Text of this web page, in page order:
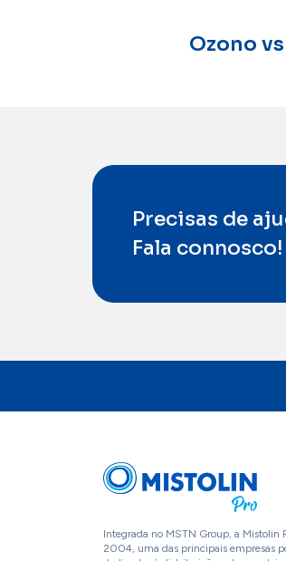
Ozono
Precisas de
Fala connosco!
Integrada no MSTN Group, a Mistolin
2004, uma das principais empresas